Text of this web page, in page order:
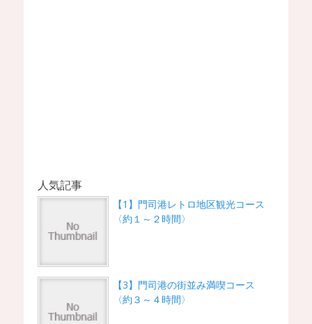
人気記事
【1】門司港レトロ地区観光コース
〈約１～２時間〉
【3】門司港の街並み満喫コース
〈約３～４時間〉